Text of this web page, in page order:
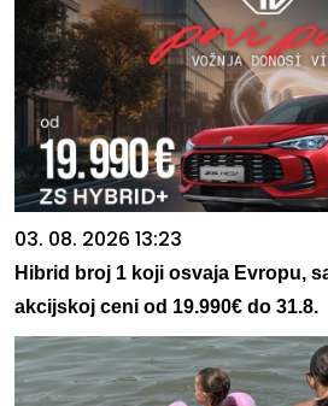
03. 08. 2026 13:23
Hibrid broj 1 koji osvaja Evropu,
akcijskoj ceni od 19.990€ do 31.8.